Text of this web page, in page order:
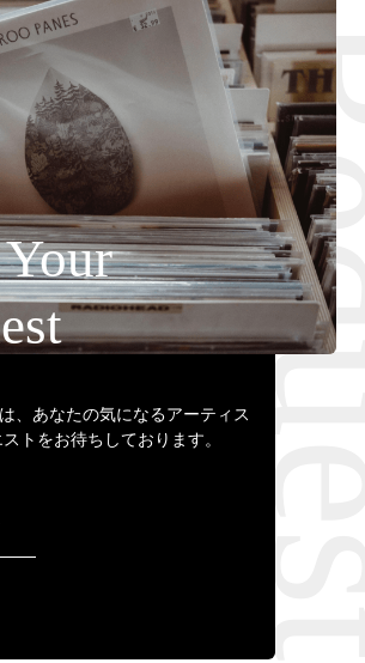
、あなたの気になるアーティス
トをお待ちしております。